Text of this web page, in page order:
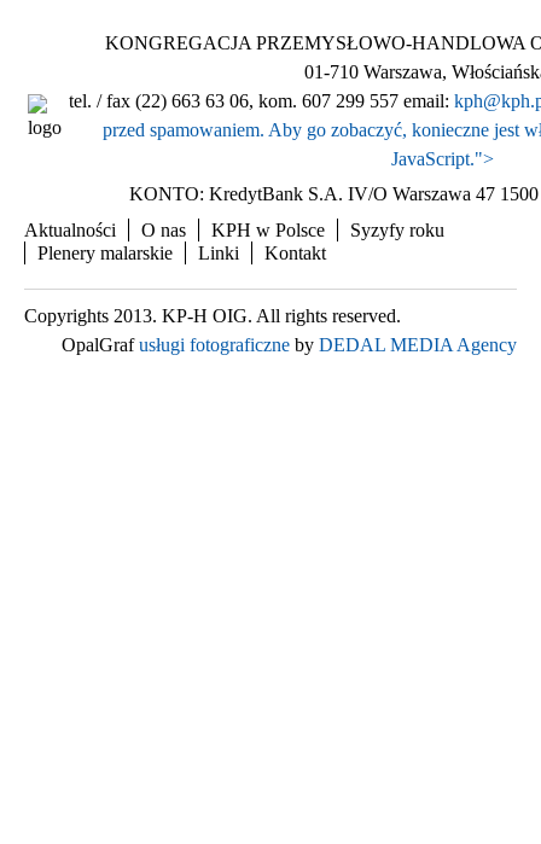
KONGREGACJA PRZEMYSŁOWO-HANDLOWA
01-710 Warszawa,
tel. / fax (22) 663 63 06, kom. 607 299 557 email:
przed spamowaniem. Aby go zobaczyć, konieczne jest
JavaScript.">
KONTO: KredytBank S.A. IV/O Warszawa 47 1500
Aktualności
O nas KPH w Polsce
Syzyfy roku
Plenery malarskie
Linki Kontakt
Copyrights 2013. KP-H OIG. All rights reserved.
OpalGrafusługi fotograficzne by DEDAL MEDIA Agency